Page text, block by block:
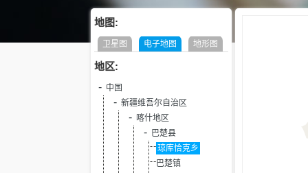
地图:
卫星图 电子地图 地形图
地区:
中国
新疆维吾尔自治区
喀什地区
巴楚县
琼库恰克乡
巴楚镇